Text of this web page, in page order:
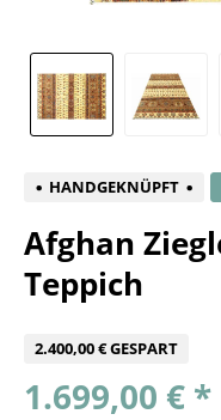
HANDGEKNÜPFT
Afghan
Teppich
2.400,00 € GESPART
1.699,00 € *